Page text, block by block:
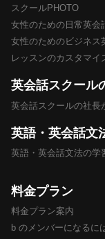
スクールPHOTO
女性のための日常英会
女性のためのビジネス
レッスンのカスタマイ
英会話スクール
英会話スクールの社長
英語・英会話文
英語・英会話文法の学
料金プラン
料金プラン案内
b のメンバーになるに